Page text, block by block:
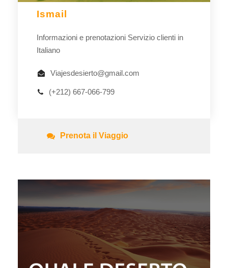
Ismail
Informazioni e prenotazioni Servizio clienti in
Italiano
Viajesdesierto@gmail.com
(+212) 667-066-799
Prenota il Viaggio